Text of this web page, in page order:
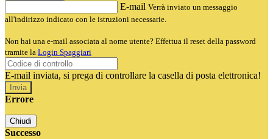
E-mail Verrà inviato un messaggio
all'indirizzo indicato con le istruzioni necessarie.
Non hai una e-mail associata al nome utente? Effettua il reset della password
tramite la Login Spaggiari
E-mail inviata, si prega di controllare la casella di posta elettronica!
Errore
Chiudi
Successo